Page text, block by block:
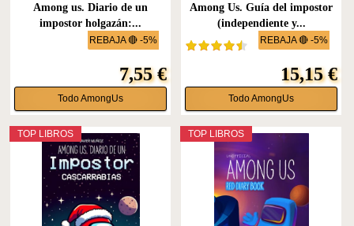
REBAJA 🔴 -5%
Among us. Diario de un
impostor holgazán:...
7,55 €
Todo AmongUs
REBAJA 🔴 -5%
Among Us. Guía del impostor
(independiente y...
15,15 €
Todo AmongUs
TOP LIBROS TOP LIBROS